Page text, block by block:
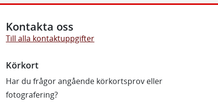
Kontakta oss
Till alla kontaktuppgifter
Körkort
Har du frågor angående körkortsprov eller
fotografering?